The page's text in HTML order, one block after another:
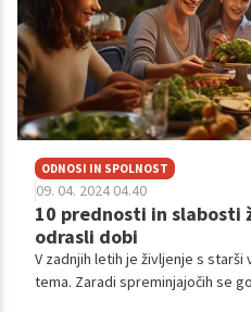
z Zdravstvenim domom
omenjenimi.
ODNOSI IN SPOLNOST
09. 04. 2024 04.40
10 prednosti in slabosti
odrasli dobi
V zadnjih letih je življenje s
tema. Zaradi spreminjajočih se